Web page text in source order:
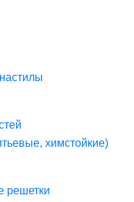
химстойкие)
решетки